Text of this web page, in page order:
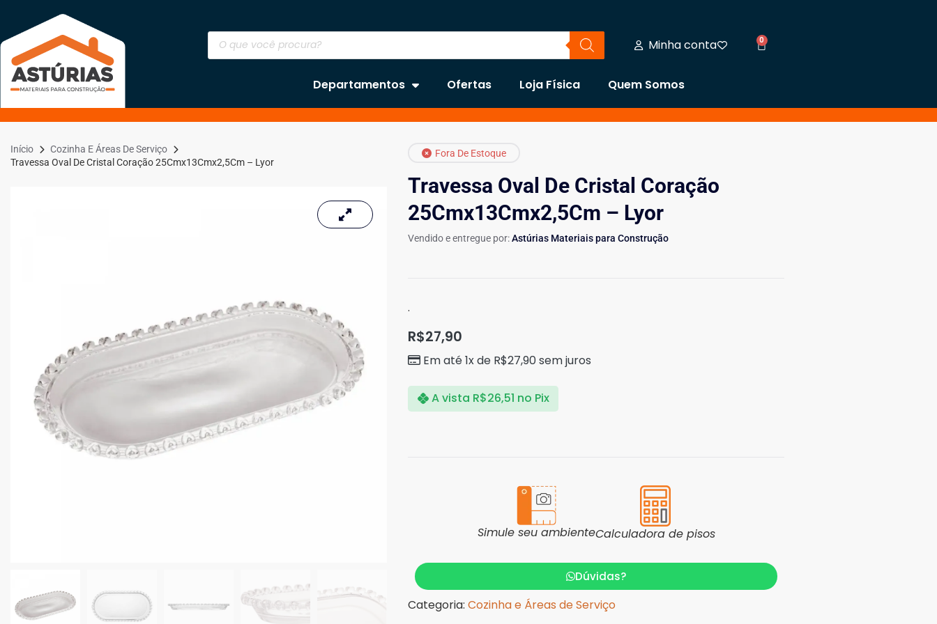
Minha conta 0
Departamentos Ofertas Loja Física Quem Somos
Início
Cozinha E Áreas De Serviço
Travessa Oval De Cristal Coração 25Cmx13Cmx2,5Cm – Lyor
Fora De Estoque
Travessa Oval De Cristal Coração
25Cmx13Cmx2,5Cm – Lyor
Vendido e entregue por:Astúrias Materiais para Construção
.
R$27,90
Em até 1x de R$27,90sem juros
A vista R$26,51 no Pix
Simule seu ambienteCalculadora de pisos
Dúvidas?
Categoria: Cozinha e Áreas de Serviço